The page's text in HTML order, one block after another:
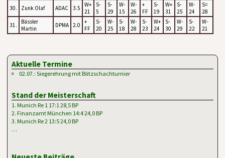
30.
Zunk Olaf ADAC 3.5
W+
21
S-
5
S-
29
W-
15
W-
26
+
FF
S-
19
W+
31
S-
25
W-
24
S=
28
31.
Bässler
Martin
DPMA 2.0
+
FF
S-
20
W-
25
S-
18
W-
28
S-
23
W+
24
S-
30
W-
29
S-
22
W-
21
Aktuelle Termine
02.07.: Siegerehrung mit Blitzschachturnier
Stand der Meisterschaft
1. Munich Re 1 17:1 28,5 BP
2. Finanzamt München 14:4 24,0 BP
3. Munich Re 2 13:5 24,0 BP
…